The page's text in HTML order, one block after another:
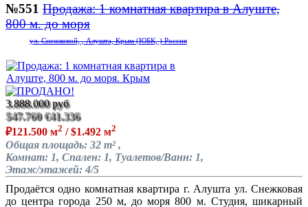
№551 Продажа: 1 комнатная квартира в Алуште,
800 м. до моря
ул. Снежковой, , Алушта, Крым (ЮБК, ) Россия
3.888.000 руб
$47.760 €41.336
₽121.500 м2 / $1.492 м2
Общая площадь: 32 m² ,
Комнат: 1, Спален: 1, Туалетов/Ванн: 1,
Этаж/этажей: 4/5
Продаётся одно комнатная квартира г. Алушта ул. Снежковая
до центра города 250 м, до моря 800 м. Студия, шикарный